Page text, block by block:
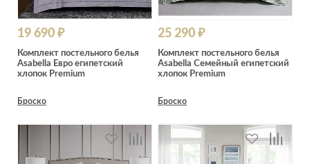
19 690 ₽
Комплект постельного белья
Asabella Евро египетский
хлопок Premium
Броско
25 290 ₽
Комплект постельного белья
Asabella Семейный египетский
хлопок Premium
Броско